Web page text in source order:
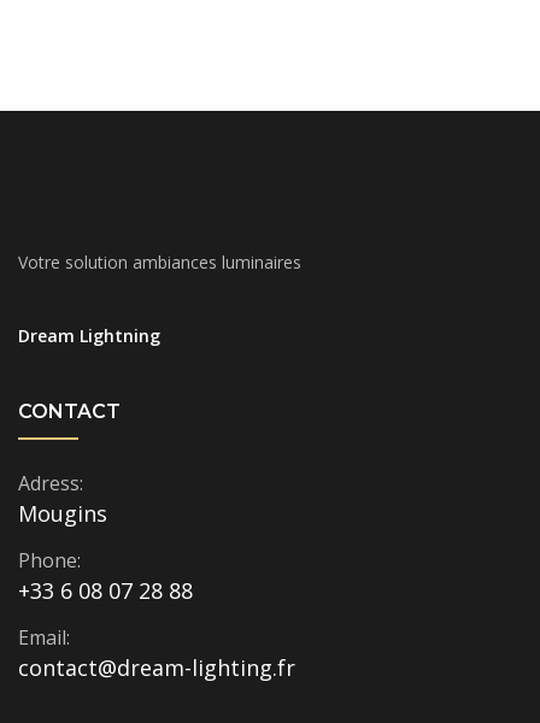
Votre solution ambiances luminaires
Dream Lightning
CONTACT
Adress:
Mougins
Phone:
+33 6 08 07 28 88
Email:
contact@dream-lighting.fr